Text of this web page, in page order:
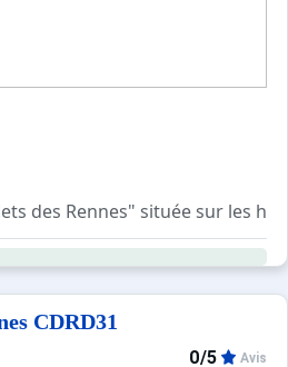
des Rennes" située sur les
est son espace bien être
offre une superficie de 50 m²
placard très pratique pour
CDRD31
0/5 Avis